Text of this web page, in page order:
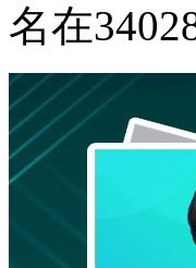
名在